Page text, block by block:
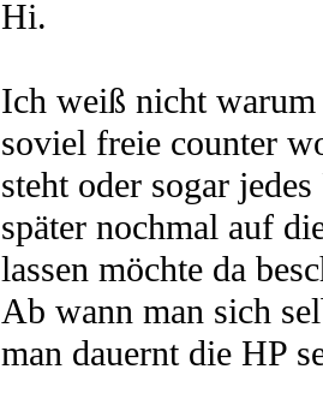
Hi.
Ich weiß nicht
soviel freie counter
steht oder sogar
später nochmal auf
lassen möchte da
Ab wann man sich
man dauernt die HP